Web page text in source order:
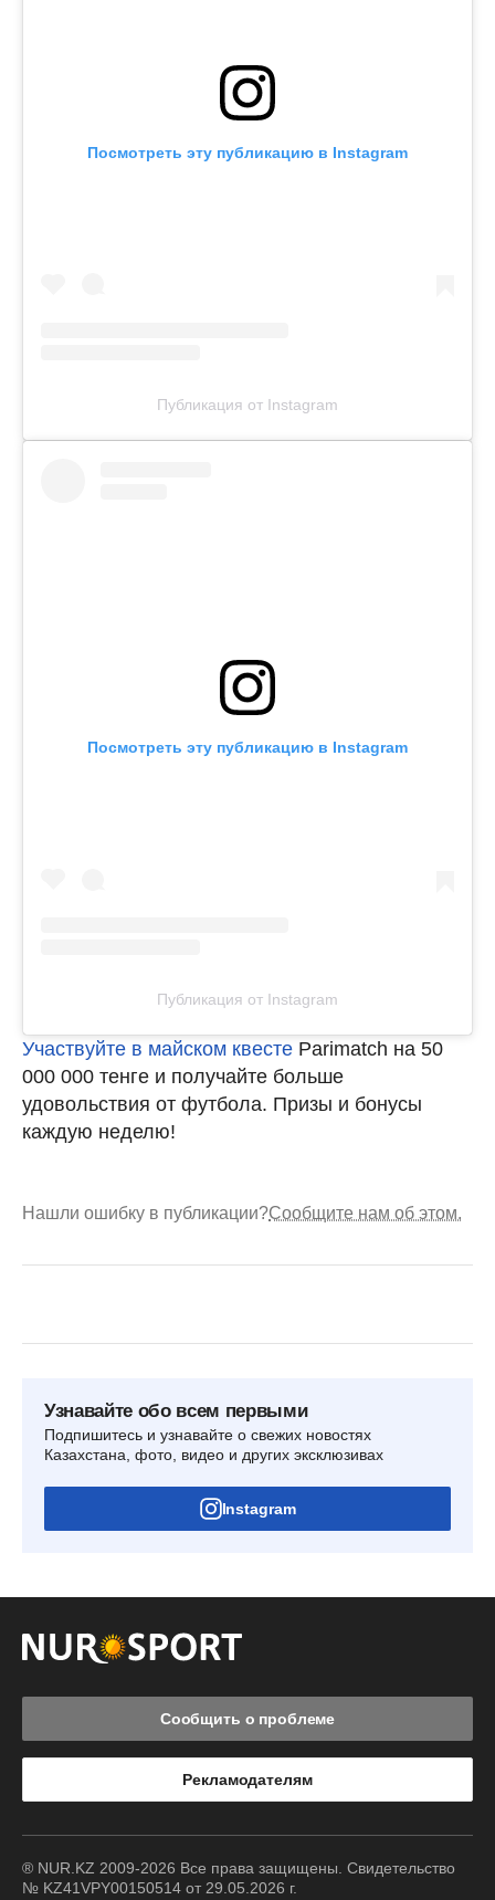
Посмотреть эту публикацию в Instagram
Публикация от Instagram
Посмотреть эту публикацию в Instagram
Публикация от Instagram
Участвуйте в майском квесте Parimatch на 50
000 000 тенге и получайте больше
удовольствия от футбола. Призы и бонусы
каждую неделю!
Нашли ошибку в публикации?Сообщите нам об этом.
Узнавайте обо всем первыми
Подпишитесь и узнавайте о свежих новостях
Казахстана, фото, видео и других эксклюзивах
Instagram
Сообщить о проблеме
Рекламодателям
® NUR.KZ 2009-2026 Все права защищены. Свидетельство
№ KZ41VPY00150514 от 29.05.2026 г.